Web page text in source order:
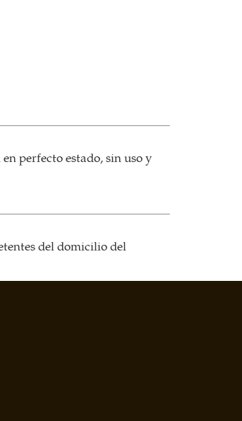
perfecto estado, sin uso y
del domicilio del